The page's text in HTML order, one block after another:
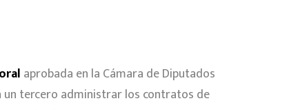
aprobada en la Cámara de Diputados
un tercero administrar los contratos de